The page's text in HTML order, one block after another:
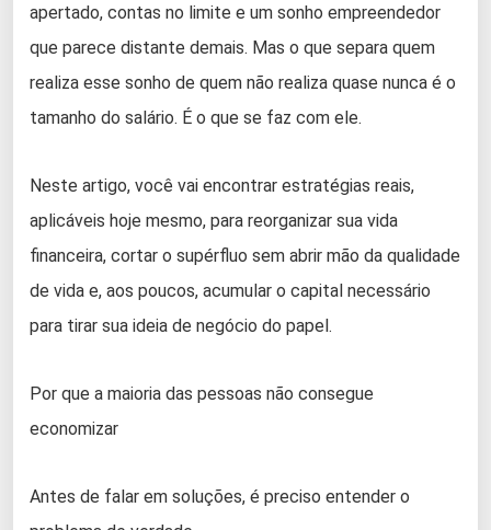
apertado, contas no limite e um sonho empreendedor
que parece distante demais. Mas o que separa quem
realiza esse sonho de quem não realiza quase nunca é o
tamanho do salário. É o que se faz com ele.
Neste artigo, você vai encontrar estratégias reais,
aplicáveis hoje mesmo, para reorganizar sua vida
financeira, cortar o supérfluo sem abrir mão da qualidade
de vida e, aos poucos, acumular o capital necessário
para tirar sua ideia de negócio do papel.
Por que a maioria das pessoas não consegue
economizar
Antes de falar em soluções, é preciso entender o